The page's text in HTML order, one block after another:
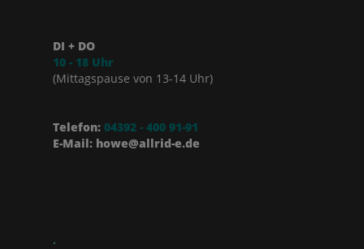
DI + DO
10 - 18 Uhr
(Mittagspause von 13-14 Uhr)
Telefon: 04392 - 400 91-91
E-Mail: howe@allrid-e.de
.